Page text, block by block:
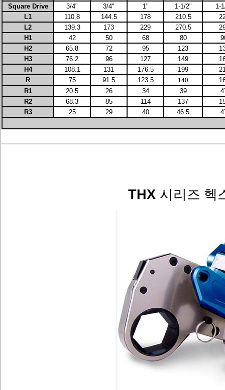
Square Drive
3/4" 3/4" 1" 1-1/2"
1-
L1
110.8 144.5 178 210.5
L2
139.3 173 229 270.5
H1
42 50 68 80
H2
65.8 72 95 123
H3
76.2 96 127 149
H4
108.1 131 176.5 199
R
75 91.5 123.5 140
R1
20.5 26 34 39
R2
68.3 85 114 137
R3
25 29 40 46.5
THX 시리즈 헥